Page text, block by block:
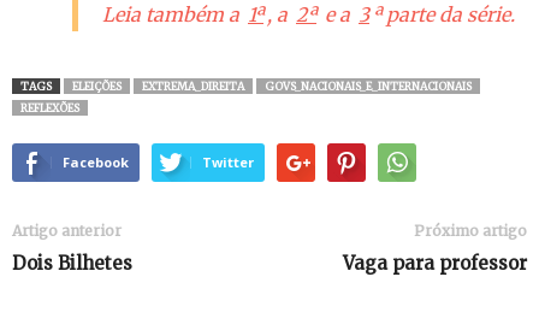
Leia também a 1ª , a 2ª e a 3 ª parte da série.
TAGS ELEIÇÕES EXTREMA_DIREITA
GOVS_NACIONAIS_E_INTERNACIONAIS
REFLEXÕES
Facebook Twitter
Artigo anterior
Dois Bilhetes
Próximo artigo
Vaga para professor